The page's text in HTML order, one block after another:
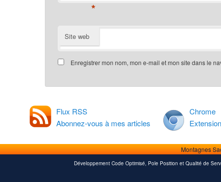
*
Site web
Enregistrer mon nom, mon e-mail et mon site dans le
Flux RSS
Abonnez-vous à mes articles
Chrome
Montagnes
Développement Code Optimisé, Pole Position et Qualité de